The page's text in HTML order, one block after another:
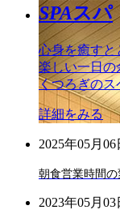
SPAスパ
心身を癒すと
楽しい一日の
くつろぎのス
詳細をみる
2025年05月06
朝食営業時間の
2023年05月03